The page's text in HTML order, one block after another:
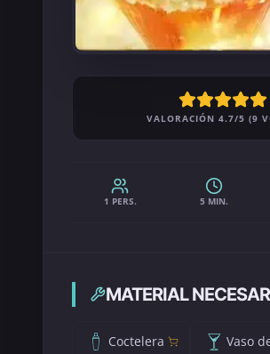
VALORACIÓN 4.7/5 (9
1 PERS. 5 MIN.
MATERIAL
Coctelera Vaso